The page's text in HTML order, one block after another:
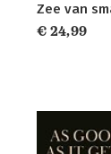
Zee van
€ 24,99